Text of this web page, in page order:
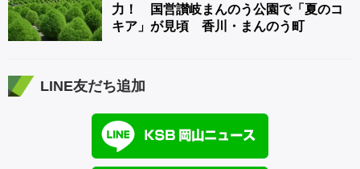
力！ 国営讃岐まんのう公園で「夏のコ
キア」が見頃 香川・まんのう町
LINE友だち追加